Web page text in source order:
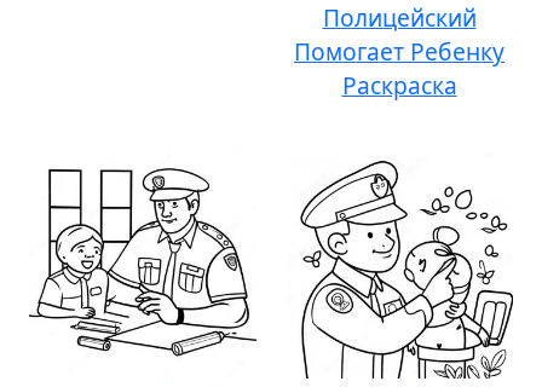
Полицейский
Помогает Ребенку
Раскраска